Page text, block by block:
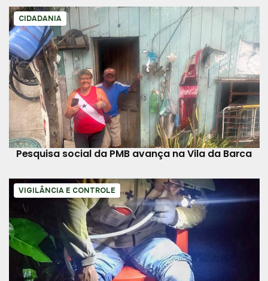
CIDADANIA
Pesquisa social da PMB avança na Vila da Barca
VIGILÂNCIA E CONTROLE